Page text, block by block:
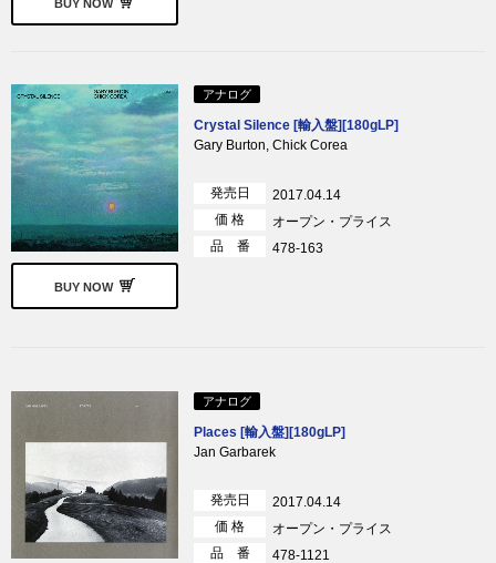
BUY NOW
BUY NOW
アナログ
Crystal Silence [輸入盤][180gLP]
Gary Burton, Chick Corea
発売日
2017.04.14
価 格
オープン・プライス
品 番
478-163
アナログ
Places [輸入盤][180gLP]
Jan Garbarek
発売日
2017.04.14
価 格
オープン・プライス
品 番
478-1121